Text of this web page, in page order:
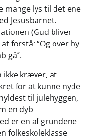
mange lys til det ene
Jesusbarnet.
(Gud bliver
forstå: “Og over by
gå”.
ikke kræver, at
for at kunne nyde
til julehyggen,
en dyb
er en af grundene
folkeskoleklasse